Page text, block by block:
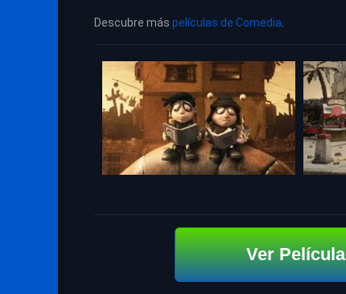
Descubre más películas de Comedia
Ver Película